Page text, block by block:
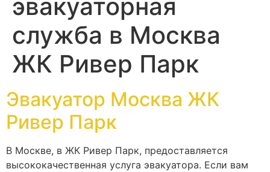
эвакуаторная
служба в Москва
ЖК Ривер Парк
Эвакуатор Москва ЖК
Ривер Парк
В Москве, в ЖК Ривер Парк, предоставляется
высококачественная услуга эвакуатора. Если вам